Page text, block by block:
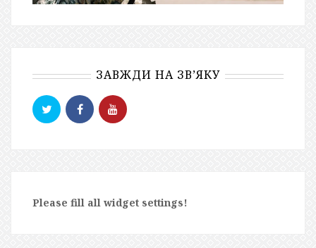
ЗАВЖДИ НА ЗВ’ЯКУ
Please fill all widget settings!